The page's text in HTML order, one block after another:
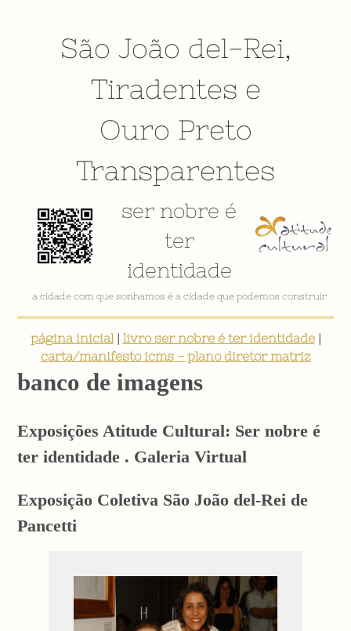
São João del-Rei,
Tiradentes e
Ouro Preto
Transparentes
ser nobre é
ter
identidade
VÍDEO INSTITUCIONAL
página inicial| livro ser nobre é ter identidade|
carta/manifesto icms - plano diretor matriz
banco de imagens
Exposições Atitude Cultural: Ser nobre é
ter identidade . Galeria Virtual
Exposição Coletiva São João del-Rei de
Pancetti